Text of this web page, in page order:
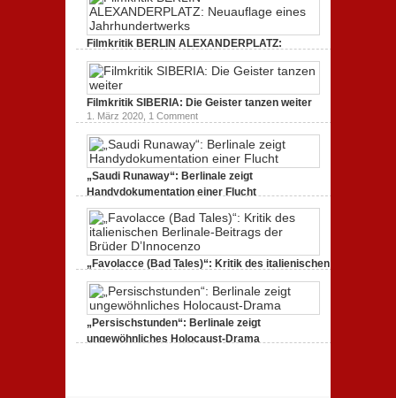
Filmkritik BERLIN ALEXANDERPLATZ:
Neuauflage eines Jahrhundertwerks
1. März 2020,2 Comments
Filmkritik SIBERIA: Die Geister tanzen weiter
1. März 2020, 1 Comment
„Saudi Runaway“: Berlinale zeigt
Handydokumentation einer Flucht
„Favolacce (Bad Tales)“: Kritik des italienischen
Berlinale-Beitrags der Brüder D’Innocenzo
25. Februar 2020,2 Comments
„Persischstunden“: Berlinale zeigt
ungewöhnliches Holocaust-Drama